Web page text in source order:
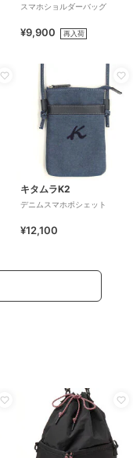
スマホショルダーバッグ
¥9,900 再入荷
キタムラK2
デニムスマホポシェット
¥12,100